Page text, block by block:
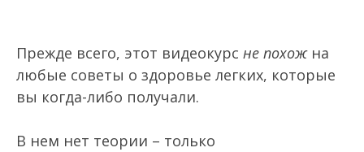
Прежде всего, этот видеокурс не похожна
любые советы о здоровье легких, которые
вы когда-либо получали.
В нем нет теории – только